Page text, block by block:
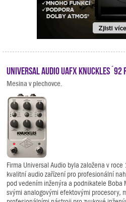
Universal Audio UAFX Knuckles ´92
Mesina v plechovce.
Firma Universal Audio byla založena v
kvalitní audio zařízení pro profesionální
pod vedením inženýra a podnikatele Boba
svými analogovými efektovými procesory,